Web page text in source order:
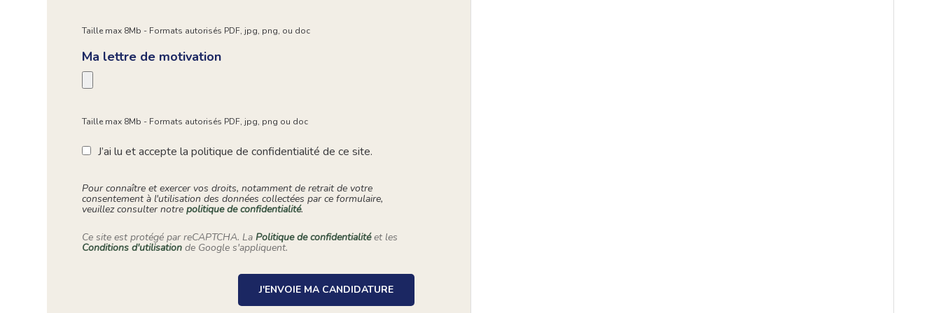
Taille max 8Mb - Formats autorisés PDF, jpg, png, ou doc
Ma lettre de motivation
Taille max 8Mb - Formats autorisés PDF, jpg, png ou doc
J’ai lu et accepte la politique de confidentialité de ce site.
Pour connaître et exercer vos droits, notamment de retrait de votre
consentement à l'utilisation des données collectées par ce formulaire,
veuillez consulter notrepolitique de confidentialité.
Ce site est protégé par reCAPTCHA. LaPolitique de confidentialitéet les
Conditions d'utilisation de Google s'appliquent.